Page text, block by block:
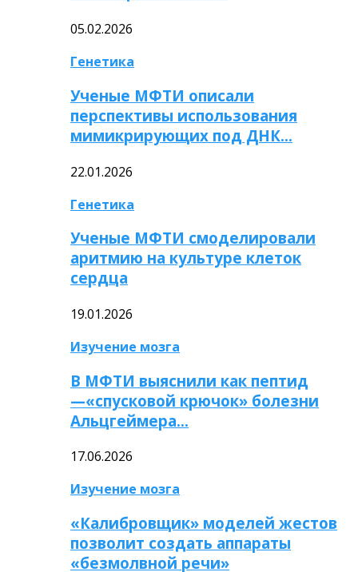
05.02.2026
Генетика
Ученые МФТИ описали
перспективы использования
мимикрирующих под ДНК…
22.01.2026
Генетика
Ученые МФТИ смоделировали
аритмию на культуре клеток
сердца
19.01.2026
Изучение мозга
В МФТИ выяснили как пептид
—«спусковой крючок» болезни
Альцгеймера…
17.06.2026
Изучение мозга
«Калибровщик» моделей жестов
позволит создать аппараты
«безмолвной речи»